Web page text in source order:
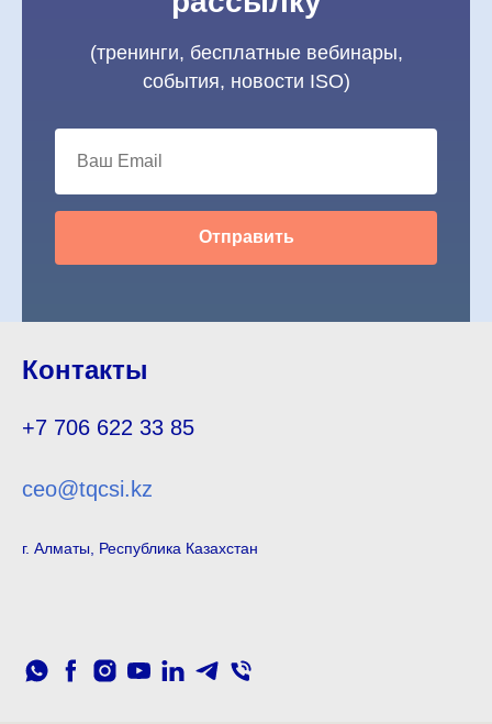
(тренинги, бесплатные вебинары,
события, новости ISO)
Отправить
Контакты
+7 706 622 33 85
ceo@tqcsi.kz
г. Алматы, Республика Казахстан